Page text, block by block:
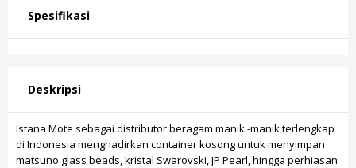
Spesifikasi
Deskripsi
Istana Mote sebagai distributor beragam manik -manik terlengkap
di Indonesia menghadirkan container kosong untuk menyimpan
matsuno glass beads,kristal Swarovski,JP Pearl, hingga perhiasan